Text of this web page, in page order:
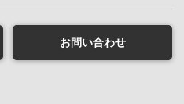
お問い合わせ